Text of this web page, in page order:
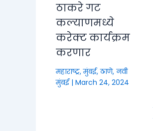
ठाकरे गट
कल्याणमध्ये
करेक्ट कार्यक्रम
करणार
महाराष्ट्र,मुंबई, ठाणे, नवी
मुंबई| March 24, 2024